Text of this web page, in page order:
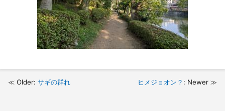
Older: サギの群れ ヒメジョオン？ : Newer